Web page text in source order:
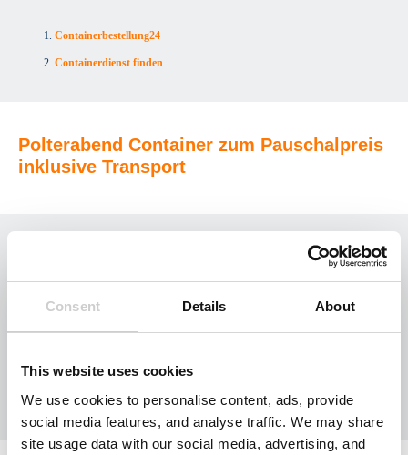
Consent Details About
This website uses cookies
We use cookies to personalise content, ads, provide
social media features, and analyse traffic. We may share
site usage data with our social media, advertising, and
Containerbestellung24
Containerdienst finden
Polterabend Container zum Pauschalpreis
inklusive Transport
Poltergut
Euro
120,00